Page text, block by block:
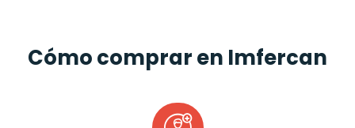
Cómo comprar en Imfercan